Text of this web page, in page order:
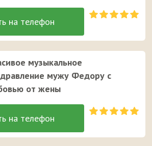
музыкальное
мужу Федору с
от жены